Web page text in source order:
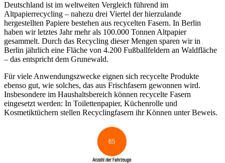
Deutschland ist im weltweiten Vergleich führend im
Altpapierrecycling – nahezu drei Viertel der hierzulande
hergestellten Papiere bestehen aus recycelten Fasern. In Berlin
haben wir letztes Jahr mehr als 100.000 Tonnen Altpapier
gesammelt. Durch das Recycling dieser Mengen sparen wir in
Berlin jährlich eine Fläche von 4.200 Fußballfeldern an Waldfläche
– das entspricht dem Grunewald.
Für viele Anwendungszwecke eignen sich recycelte Produkte
ebenso gut, wie solches, das aus Frischfasern gewonnen wird.
Insbesondere im Haushaltsbereich können recycelte Fasern
eingesetzt werden: In Toilettenpapier, Küchenrolle und
Kosmetiktüchern stellen Recyclingfasern ihr Können unter Beweis.